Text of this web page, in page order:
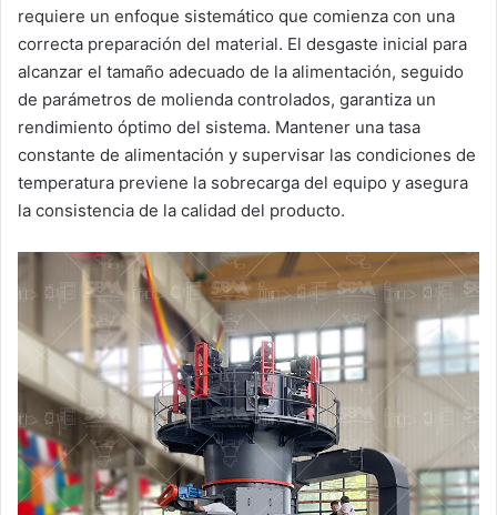
requiere un enfoque sistemático que comienza con una
correcta preparación del material. El desgaste inicial para
alcanzar el tamaño adecuado de la alimentación, seguido
de parámetros de molienda controlados, garantiza un
rendimiento óptimo del sistema. Mantener una tasa
constante de alimentación y supervisar las condiciones de
temperatura previene la sobrecarga del equipo y asegura
la consistencia de la calidad del producto.